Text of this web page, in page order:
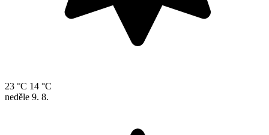
23 °C 14 °C
neděle 9. 8.